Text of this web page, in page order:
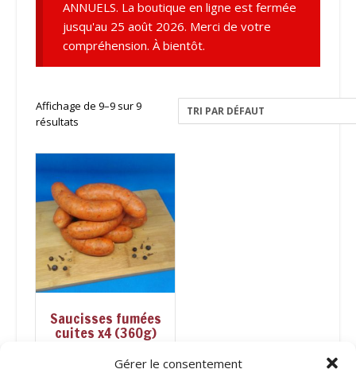
Gérer le consentement
ANNUELS. La boutique en ligne est fermée
jusqu'au 25 août 2026. Merci de votre
compréhension. À bientôt.
Affichage de 9–9 sur 9
résultats
Saucisses fumées
cuites x4 (360g)